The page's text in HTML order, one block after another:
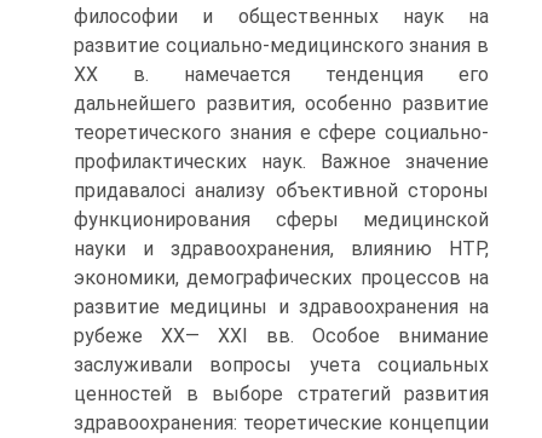
философии и общественных наук на
развитие социально-медицинского знания в
XX в. намечается тенденция его
дальнейшего развития, особенно развитие
теоретического знания е сфере социально-
профилактических наук. Важное значение
придавалосі анализу объективной стороны
функционирования сферы медицинской
науки и здравоохранения, влиянию НТР,
экономики, демографических процессов на
развитие медицины и здравоохранения на
рубеже XX— XXI вв. Особое внимание
заслуживали вопросы учета социальных
ценностей в выборе стратегий развития
здравоохранения: теоретические концепции